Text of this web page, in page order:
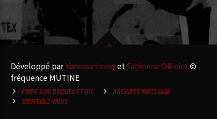
Développé parVanessa Leroyet Fabienne Ollivier©
fréquence MUTINE
FOIRE AUX DISQUES ET BD
ARCHIVES MIXCLOUD
SOUTENEZ-NOUS